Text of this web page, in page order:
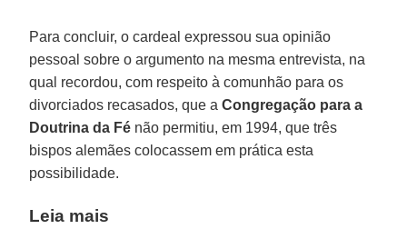
Para concluir, o cardeal expressou sua opinião
pessoal sobre o argumento na mesma entrevista, na
qual recordou, com respeito à comunhão para os
divorciados recasados, que aCongregação para a
Doutrina da Fé não permitiu, em 1994, que três
bispos alemães colocassem em prática esta
possibilidade.
Leia mais